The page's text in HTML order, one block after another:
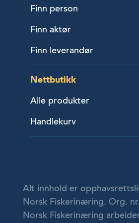
Finn person
Finn aktør
Finn leverandør
Nettbutikk
Alle produkter
Handlekurv
Alt innhold er
Norsk Fiskerinæring. Org.
Norsk Fiskerinæring